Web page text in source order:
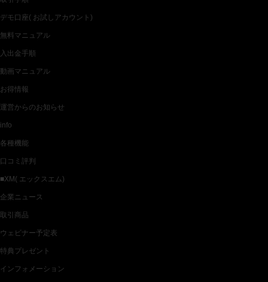
デモ口座( お試しアカウント)
無料マニュアル
入出金手順
動画マニュアル
お得情報
運営からのお知らせ
info
各種機能
口コミ評判
■XM( エックスエム)
企業ニュース
取引商品
ウェビナー予定表
特典プレゼント
インフォメーション